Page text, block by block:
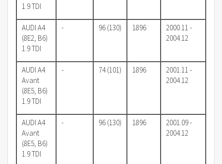
1.9 TDI
AUDI A4
(8E2, B6)
1.9 TDI
- 96 (130) 1896
2000.11 -
2004.12
AUDI A4
Avant
(8E5, B6)
1.9 TDI
- 74 (101) 1896
2001.11 -
2004.12
AUDI A4
Avant
(8E5, B6)
1.9 TDI
- 96 (130) 1896
2001.09 -
2004.12